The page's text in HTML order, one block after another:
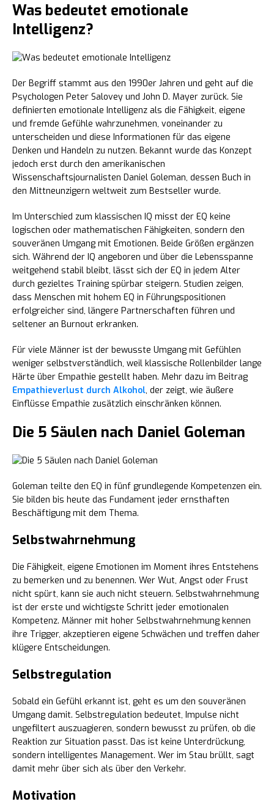
Was bedeutet emotionale
Intelligenz?
Der Begriff stammt aus den 1990er Jahren und geht auf die
Psychologen Peter Salovey und John D. Mayer zurück. Sie
definierten emotionale Intelligenz als die Fähigkeit, eigene
und fremde Gefühle wahrzunehmen, voneinander zu
unterscheiden und diese Informationen für das eigene
Denken und Handeln zu nutzen. Bekannt wurde das Konzept
jedoch erst durch den amerikanischen
Wissenschaftsjournalisten Daniel Goleman, dessen Buch in
den Mittneunzigern weltweit zum Bestseller wurde.
Im Unterschied zum klassischen IQ misst der EQ keine
logischen oder mathematischen Fähigkeiten, sondern den
souveränen Umgang mit Emotionen. Beide Größen ergänzen
sich. Während der IQ angeboren und über die Lebensspanne
weitgehend stabil bleibt, lässt sich der EQ in jedem Alter
durch gezieltes Training spürbar steigern. Studien zeigen,
dass Menschen mit hohem EQ in Führungspositionen
erfolgreicher sind, längere Partnerschaften führen und
seltener an Burnout erkranken.
Für viele Männer ist der bewusste Umgang mit Gefühlen
weniger selbstverständlich, weil klassische Rollenbilder lange
Härte über Empathie gestellt haben. Mehr dazu im Beitrag
Empathieverlust durch Alkohol, der zeigt, wie äußere
Einflüsse Empathie zusätzlich einschränken können.
Die 5 Säulen nach Daniel Goleman
Goleman teilte den EQ in fünf grundlegende Kompetenzen ein.
Sie bilden bis heute das Fundament jeder ernsthaften
Beschäftigung mit dem Thema.
Selbstwahrnehmung
Die Fähigkeit, eigene Emotionen im Moment ihres Entstehens
zu bemerken und zu benennen. Wer Wut, Angst oder Frust
nicht spürt, kann sie auch nicht steuern. Selbstwahrnehmung
ist der erste und wichtigste Schritt jeder emotionalen
Kompetenz. Männer mit hoher Selbstwahrnehmung kennen
ihre Trigger, akzeptieren eigene Schwächen und treffen daher
klügere Entscheidungen.
Selbstregulation
Sobald ein Gefühl erkannt ist, geht es um den souveränen
Umgang damit. Selbstregulation bedeutet, Impulse nicht
ungefiltert auszuagieren, sondern bewusst zu prüfen, ob die
Reaktion zur Situation passt. Das ist keine Unterdrückung,
sondern intelligentes Management. Wer im Stau brüllt, sagt
damit mehr über sich als über den Verkehr.
Motivation